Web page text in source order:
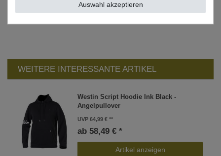
WEITERE INTERESSANTE ARTIKEL
Westin Script Hoodie Ink Black -
Angelpullover
UVP 64,99 €
ab 58,49 € *
Artikel anzeigen
Auswahl akzeptieren